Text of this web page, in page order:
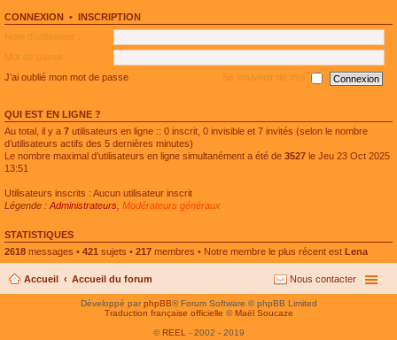
é
c
e
n
t
l
u
s
é
e
u
l
e
l
s
e
n
t
CONNEXION • INSCRIPTION
Nom d’utilisateur :
Mot de passe :
J’ai oublié mon mot de passe
Se souvenir de moi
QUI EST EN LIGNE ?
Au total, il y a 7 utilisateurs en ligne :: 0 inscrit, 0 invisible et 7 invités (selon le nombre
d’utilisateurs actifs des 5 dernières minutes)
Le nombre maximal d’utilisateurs en ligne simultanément a été de 3527 le Jeu 23 Oct 2025
13:51
Utilisateurs inscrits : Aucun utilisateur inscrit
Légende : Administrateurs Modérateurs généraux
STATISTIQUES
2618 messages • 421 sujets • 217 membres • Notre membre le plus récent est Lena
Accueil Accueil du forum Nous contacter
Développé parphpBB® Forum Software © phpBB Limited
Traduction française officielle © Maël Soucaze
© REEL - 2002 - 2019